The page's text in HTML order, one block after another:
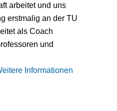
arbeitet und uns
erstmalig an der TU
als Coach
und
Informationen